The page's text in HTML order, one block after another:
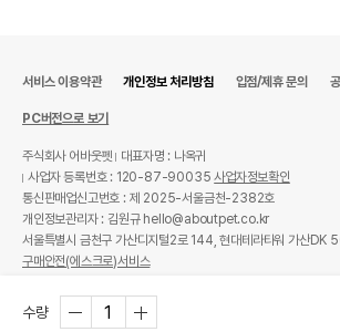
수량
서비스 이용약관 개인정보 처리방침 입점/제휴 문의
PC버전으로 보기
주식회사 어바웃펫
대표자명 : 나옥귀
사업자 등록번호 : 120-87-90035사업자정보확인
통신판매업신고번호 : 제 2025-서울금천-2382호
개인정보관리자 : 김원규 hello@aboutpet.co.kr
서울특별시 금천구 가산디지털2로 144, 현대테라타워 가산
구매안전(에스크로)서비스